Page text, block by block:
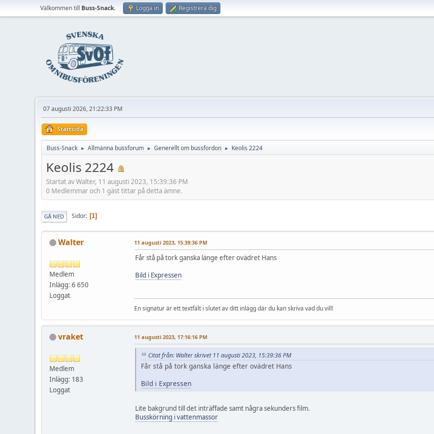
Välkommen till Buss-Snack. Logga in Registrera dig
07 augusti 2026, 21:22:33 PM
Startsida
Buss-Snack ► Allmänna bussforum ► Generellt om bussfordon ► Keolis 2224
Keolis 2224
Startat av Walter, 11 augusti 2023, 15:39:36 PM
0 Medlemmar och 1 gäst tittar på detta ämne.
GÅ NED Sidor 1
Walter
Medlem
Inlägg: 6 650
Loggat
11 augusti 2023, 15:39:36 PM
Får stå på tork ganska länge efter ovädret Hans
Bild i Expressen
En signatur är ett textfält i slutet av ditt inlägg där du kan skriva vad du vill!
vraket
Medlem
Inlägg: 183
Loggat
11 augusti 2023, 17:16:16 PM
Citat från: Walter skrivet 11 augusti 2023, 15:39:36 PM
Får stå på tork ganska länge efter ovädret Hans
Bild i Expressen
Lite bakgrund till det inträffade samt några sekunders film.
Busskörning i vattenmassor